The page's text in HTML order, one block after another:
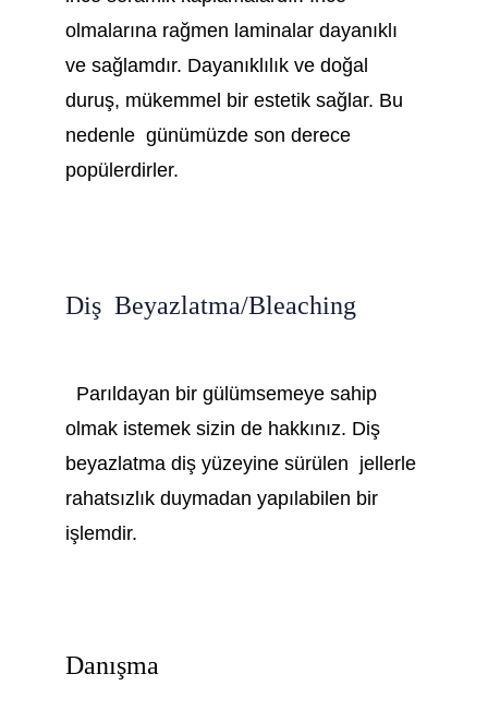
olmalarına rağmen laminalar dayanıklı
ve sağlamdır. Dayanıklılık ve doğal
duruş, mükemmel bir estetik sağlar. Bu
nedenle  günümüzde son derece
popülerdirler.
Diş  Beyazlatma/Bleaching
olmak istemek sizin de hakkınız. Diş
beyazlatma diş yüzeyine sürülen  jellerle
rahatsızlık duymadan yapılabilen bir
işlemdir.
Danışma